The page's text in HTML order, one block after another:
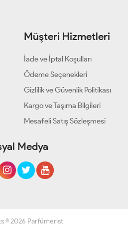
Müşteri Hizmetleri
İade ve İptal Koşulları
Ödeme Seçenekleri
Gizlilik ve Güvenlik Politikası
Kargo ve Taşıma Bilgileri
Mesafeli Satış Sözleşmesi
Medya
© 2026 Parfümerist